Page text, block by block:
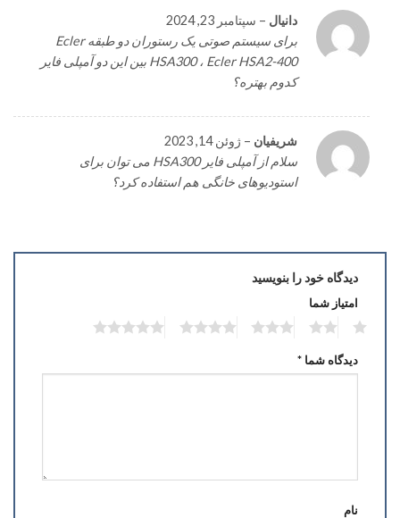
دانیال – سپتامبر 23, 2024
برای سیستم صوتی یک رستوران دو طبقه Ecler
HSA300 ، Ecler HSA2-400 بین این دو آمپلی فایر
کدوم بهتره؟
شریفیان – ژوئن 14, 2023
سلام از آمپلی فایر HSA300 می توان برای
استودیوهای خانگی هم استفاده کرد؟
دیدگاه خود را بنویسید
امتیاز شما
دیدگاه شما *
نام